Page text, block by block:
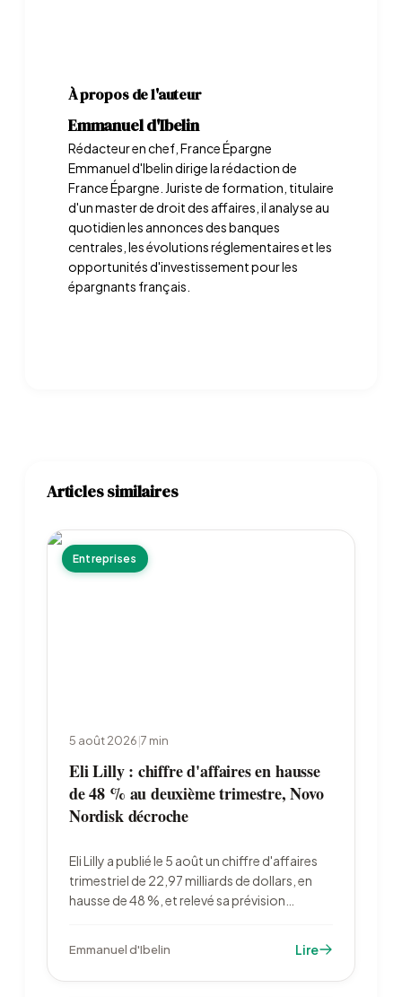
À propos de l'auteur
Emmanuel d'Ibelin
Rédacteur en chef, France Épargne
Emmanuel d'Ibelin dirige la rédaction de
France Épargne. Juriste de formation, titulaire
d'un master de droit des affaires, il analyse au
quotidien les annonces des banques
centrales, les évolutions réglementaires et les
opportunités d'investissement pour les
épargnants français.
Articles similaires
Entreprises
5 août 2026|7 min
Eli Lilly : chiffre d'affaires en hausse
de 48 % au deuxième trimestre, Novo
Nordisk décroche
Eli Lilly a publié le 5 août un chiffre d'affaires
trimestriel de 22,97 milliards de dollars, en
hausse de 48 %, et relevé sa prévision
quand Novo Nordisk recule après un échec
d'essai clinique.
Emmanuel d'Ibelin Lire